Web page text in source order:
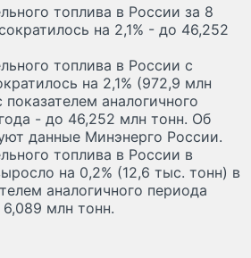
топлива в России за 8
на 2,1% - до 46,252
топлива в России с
на 2,1% (972,9 млн
аналогичного
- до 46,252 млн тонн. Об
данные Минэнерго России.
топлива в России в
на 0,2% (12,6 тыс. тонн) в
аналогичного периода
млн тонн.